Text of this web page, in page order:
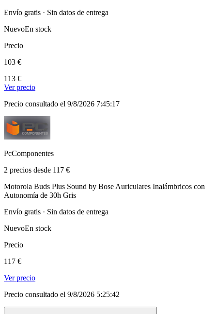
Envío gratis · Sin datos de entrega
NuevoEn stock
Precio
103 €
113 €
Ver precio
Precio consultado el 9/8/2026 7:45:17
PcComponentes
2 precios desde 117 €
Motorola Buds Plus Sound by Bose Auriculares Inalámbricos con
Autonomía de 30h Gris
Envío gratis · Sin datos de entrega
NuevoEn stock
Precio
117 €
Ver precio
Precio consultado el 9/8/2026 5:25:42